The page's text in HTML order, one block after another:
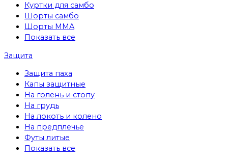
Куртки для самбо
Шорты самбо
Шорты MMA
Показать все
Защита
Защита паха
Капы защитные
На голень и стопу
На грудь
На локоть и колено
На предплечье
Футы литые
Показать все